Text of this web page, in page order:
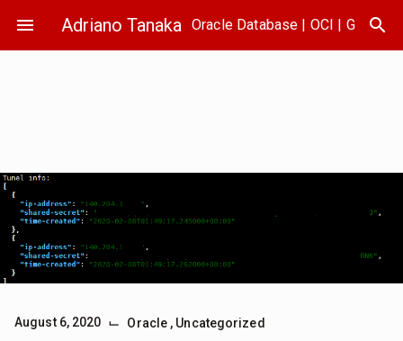
content
menu Adriano Tanaka Oracle Database | OCI | search
August 6, 2020 ⌙ Oracle , Uncategorized